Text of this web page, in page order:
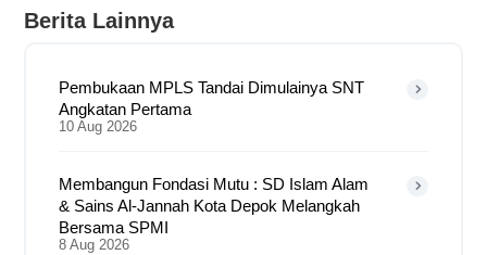
Berita Lainnya
Pembukaan MPLS Tandai Dimulainya SNT
Angkatan Pertama
10 Aug 2026
Membangun Fondasi Mutu : SD Islam Alam
& Sains Al-Jannah Kota Depok Melangkah
Bersama SPMI
8 Aug 2026